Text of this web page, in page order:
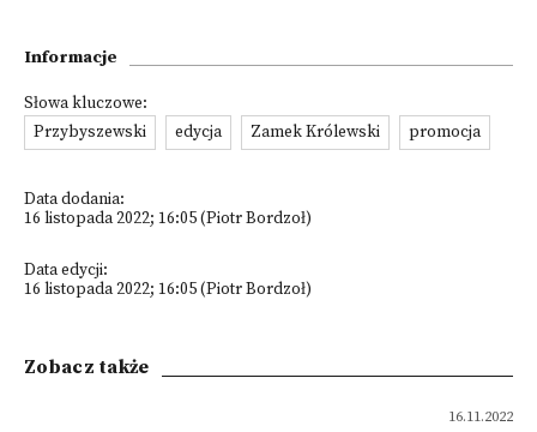
Informacje
Słowa kluczowe:
Przybyszewski
edycja Zamek Królewski promocja
Data dodania:
16 listopada 2022; 16:05 (Piotr Bordzoł)
Data edycji:
16 listopada 2022; 16:05 (Piotr Bordzoł)
Zobacz także
16.11.2022